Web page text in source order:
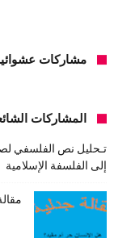
مشاركات
المشاركات
تـحليل نص الفلسفي
إلى الفلسفة الإسلامية